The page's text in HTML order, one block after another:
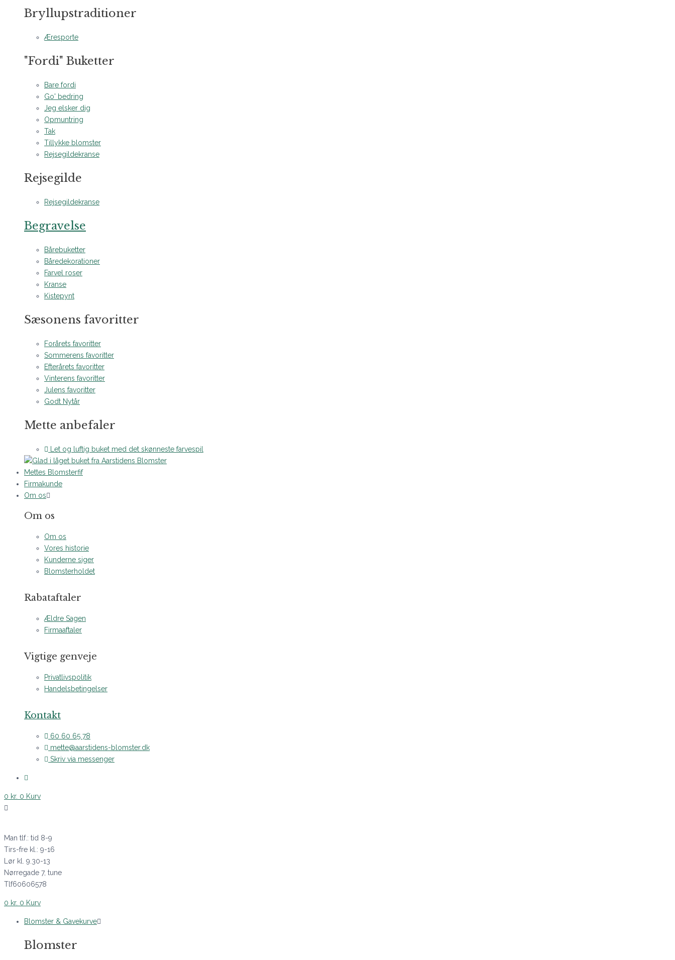
Bryllupstraditioner
Æresporte
"Fordi" Buketter
Bare fordi
Go' bedring
Jeg elsker dig
Opmuntring
Tak
Tillykke blomster
Rejsegildekranse
Rejsegilde
Rejsegildekranse
Begravelse
Bårebuketter
Båredekorationer
Farvel roser
Kranse
Kistepynt
Sæsonens favoritter
Forårets favoritter
Sommerens favoritter
Efterårets favoritter
Vinterens favoritter
Julens favoritter
Godt Nytår
Mette anbefaler
Let og luftig buket med det skønneste farvespil
Mettes Blomsterfif
Firmakunde
Om os
Om os
Om os
Vores historie
Kunderne siger
Blomsterholdet
Rabataftaler
Ældre Sagen
Firmaaftaler
Vigtige genveje
Privatlivspolitik
Handelsbetingelser
Kontakt
60 60 65 78
mette@aarstidens-blomster.dk
Skriv via messenger
0 kr. 0 Kurv
Man tlf.: tid 8-9
Tirs-fre kl.: 9-16
Lør kl. 9.30-13
Nørregade 7, tune
Tlf60606578
0 kr. 0 Kurv
Blomster & Gavekurve
Blomster